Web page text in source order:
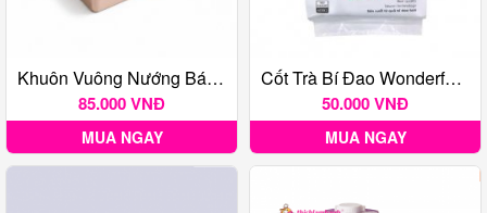
Khuôn Vuông Nướng Bánh Chống Dính 28cm
85.000 VNĐ
MUA NGAY
Cốt Trà Bí Đao Wonderful 600g
50.000 VNĐ
MUA NGAY